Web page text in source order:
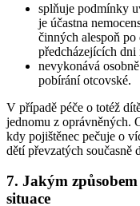
splňuje podmínky
je účastna
činných alespoň po
předcházejících dni
nevykonává
pobírání otcovské.
V případě péče o totéž
jednomu z oprávněných.
kdy pojištěnec pečuje o
dětí převzatých současně
7. Jakým
situace